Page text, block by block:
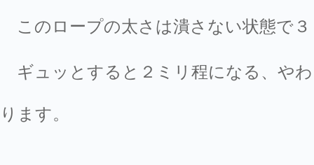
このロープの太さは潰さない状態で３
ギュッとすると２ミリ程になる、や
ります。